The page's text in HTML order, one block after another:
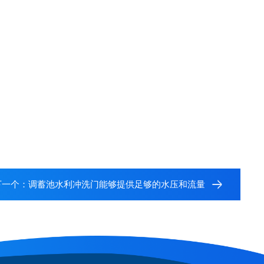
个： 调蓄池水利冲洗门能够提供足够的水压和流量